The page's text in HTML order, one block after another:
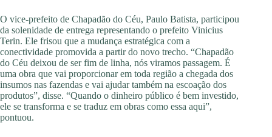
O vice-prefeito de Chapadão do Céu, Paulo Batista, participou
da solenidade de entrega representando o prefeito Vinicius
Terin. Ele frisou que a mudança estratégica com a
conectividade promovida a partir do novo trecho. “Chapadão
do Céu deixou de ser fim de linha, nós viramos passagem. É
uma obra que vai proporcionar em toda região a chegada dos
insumos nas fazendas e vai ajudar também na escoação dos
produtos”, disse. “Quando o dinheiro público é bem investido,
ele se transforma e se traduz em obras como essa aqui”,
pontuou.